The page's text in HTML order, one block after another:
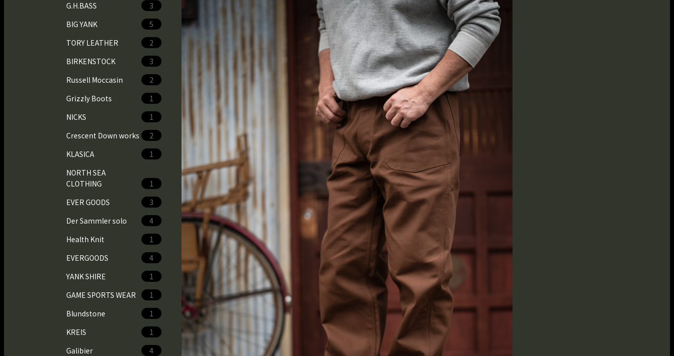
G.H.BASS
3
BIG YANK
5
TORY LEATHER
2
BIRKENSTOCK
3
Russell Moccasin
2
Grizzly Boots
1
NICKS
1
Crescent Down works
2
KLASICA
1
NORTH SEA
CLOTHING
1
EVER GOODS
3
Der Sammler solo
4
Health Knit
1
EVERGOODS
4
YANK SHIRE
1
GAME SPORTS WEAR
1
Blundstone
1
KREIS
1
Galibier
4